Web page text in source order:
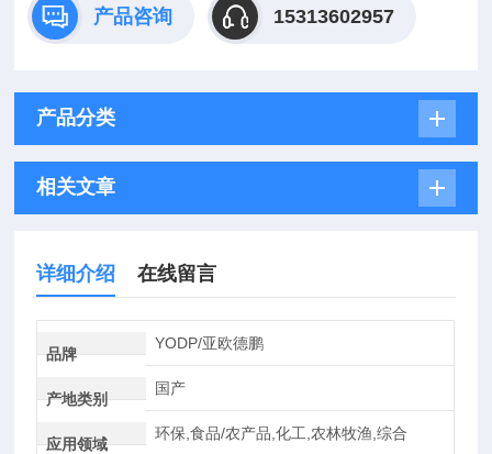
产品咨询 15313602957
产品分类
相关文章
详细介绍 在线留言
品牌
YODP/亚欧德鹏
产地类别
国产
应用领域
环保,食品/农产品,化工,农林牧渔,综合